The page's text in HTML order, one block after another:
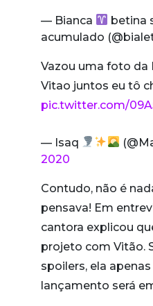
— Bianca
betina
acumulado
Vazou uma foto da
Vitao juntos eu tô
pic.twitter.com/
— Isaq
2020
Contudo, não é
pensava! Em
cantora explicou
projeto com Vitão.
spoilers, ela
lançamento será